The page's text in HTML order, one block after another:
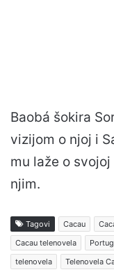
Baobá šokira
vizijom o njoj i
mu laže o
njim.
Tagovi Cacau
Cacau telenovela
telenovela
Telenovela